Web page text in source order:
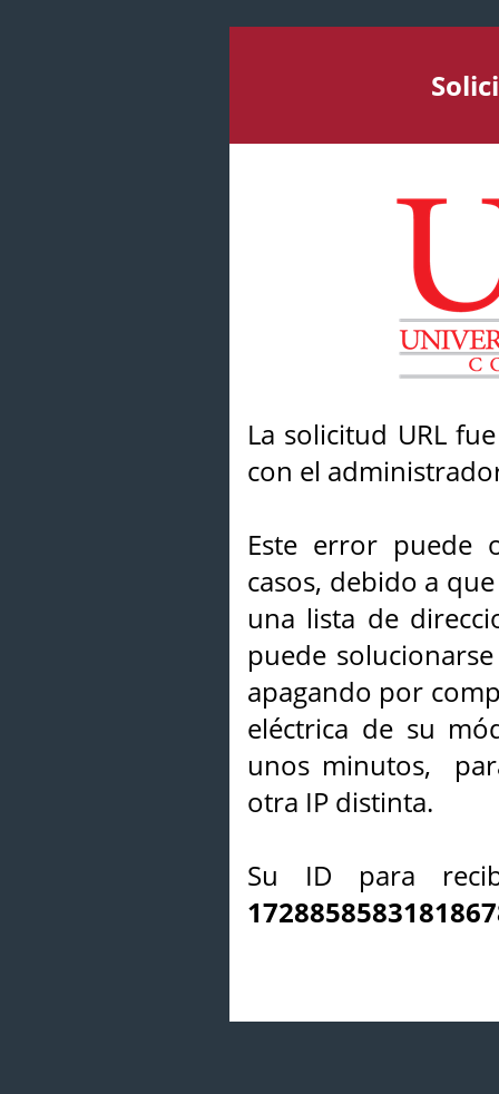
La solicitud URL
con el
Este error puede
casos, debido a
una lista de
puede
apagando por
eléctrica de su
unos minutos,
otra IP distinta.
Su ID para